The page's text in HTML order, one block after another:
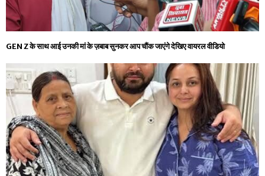
GEN Z के साथ आई उनकी मां के ज़बाब सुनकर आप चौंक जाएंगे देखिए वायरल वीडियो